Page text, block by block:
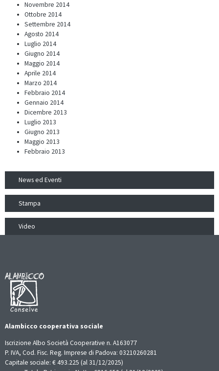
Novembre 2014
Ottobre 2014
Settembre 2014
Agosto 2014
Luglio 2014
Giugno 2014
Maggio 2014
Aprile 2014
Marzo 2014
Febbraio 2014
Gennaio 2014
Dicembre 2013
Luglio 2013
Giugno 2013
Maggio 2013
Febbraio 2013
News ed Eventi
Stampa
Video
Alambicco cooperativa sociale
Iscrizione Albo Società Cooperative n. A163077
P. IVA, Cod. Fisc. Reg. Imprese di Padova: 03210260281
Capitale sociale: € 493.225 (al 31/12/2025)